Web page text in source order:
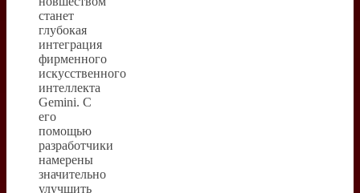
станет
глубокая
интеграция
фирменного
искусственного
интеллекта
Gemini. С
его
помощью
разработчики
намерены
значительно
улучшить